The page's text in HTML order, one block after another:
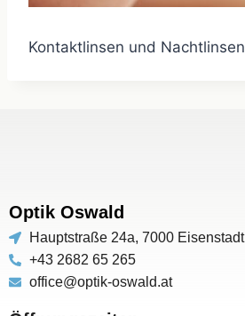
Kontaktlinsen und Nachtlinsen
Optik Oswald
Hauptstraße 24a, 7000 Eisenstadt
+43 2682 65 265
office@optik-oswald.at